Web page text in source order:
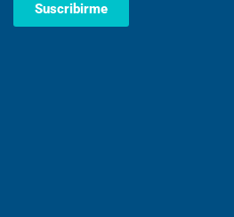
Suscribirme